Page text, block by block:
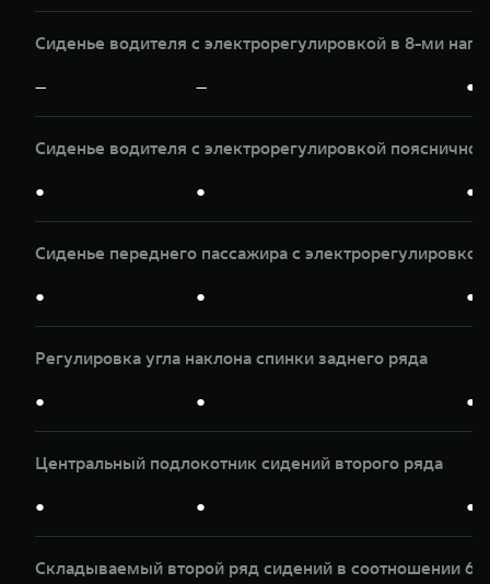
Сиденье водителя с электрорегулировкой в 8-ми
— — ●
Сиденье водителя с электрорегулировкой
● ● ●
Сиденье переднего пассажира с
● ● ●
Регулировка угла наклона спинки заднего ряда
● ● ●
Центральный подлокотник сидений второго ряда
● ● ●
Складываемый второй ряд сидений в соотношении